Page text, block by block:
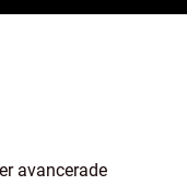
avancerade